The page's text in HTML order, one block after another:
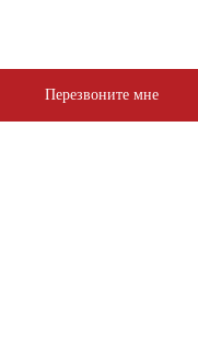
Перезвоните мне